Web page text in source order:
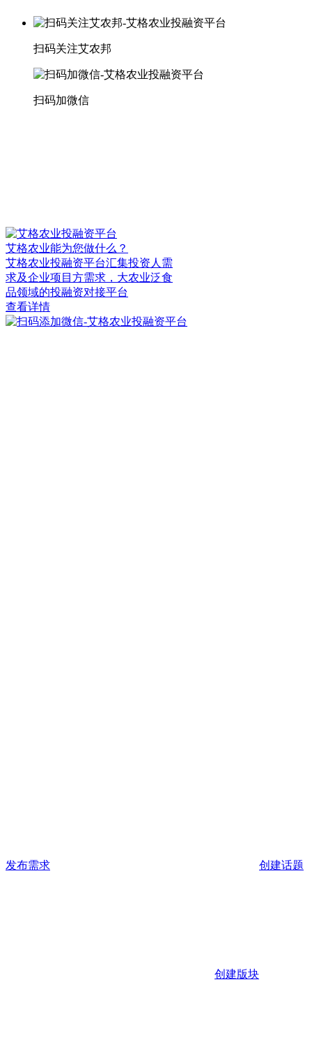
扫码关注艾农邦
扫码加微信
艾格农业能为您做什么？
艾格农业投融资平台汇集投资人需
求及企业项目方需求，大农业泛食
品领域的投融资对接平台
查看详情
发布需求 创建话题
创建版块